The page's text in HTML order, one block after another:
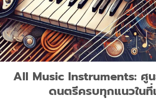
All Music Instruments: ศู
ดนตรีครบทุกแนวในที่